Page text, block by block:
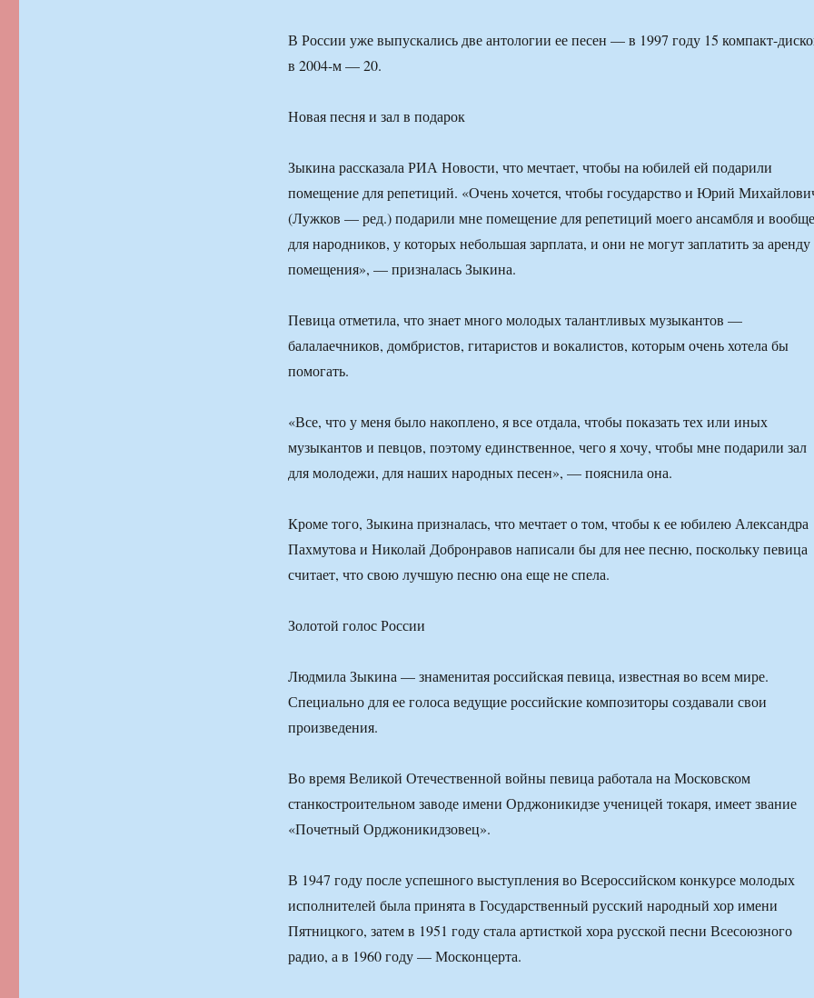
В России уже выпускались две антологии ее песен — в 1997 году 15 компакт-
в 2004-м — 20.
Новая песня и зал в подарок
Зыкина рассказала РИА Новости, что мечтает, чтобы на юбилей ей подарили
помещение для репетиций. «Очень хочется, чтобы государство и Юрий
(Лужков — ред.) подарили мне помещение для репетиций моего ансамбля и вообще
для народников, у которых небольшая зарплата, и они не могут заплатить за аренду
помещения», — призналась Зыкина.
Певица отметила, что знает много молодых талантливых музыкантов —
балалаечников, домбристов, гитаристов и вокалистов, которым очень хотела бы
помогать.
«Все, что у меня было накоплено, я все отдала, чтобы показать тех или иных
музыкантов и певцов, поэтому единственное, чего я хочу, чтобы мне подарили зал
для молодежи, для наших народных песен», — пояснила она.
Кроме того, Зыкина призналась, что мечтает о том, чтобы к ее юбилею Александра
Пахмутова и Николай Добронравов написали бы для нее песню, поскольку певица
считает, что свою лучшую песню она еще не спела.
Золотой голос России
Людмила Зыкина — знаменитая российская певица, известная во всем мире.
Специально для ее голоса ведущие российские композиторы создавали свои
произведения.
Во время Великой Отечественной войны певица работала на Московском
станкостроительном заводе имени Орджоникидзе ученицей токаря, имеет звание
«Почетный Орджоникидзовец».
В 1947 году после успешного выступления во Всероссийском конкурсе молодых
исполнителей была принята в Государственный русский народный хор имени
Пятницкого, затем в 1951 году стала артисткой хора русской песни Всесоюзного
радио, а в 1960 году — Москонцерта.